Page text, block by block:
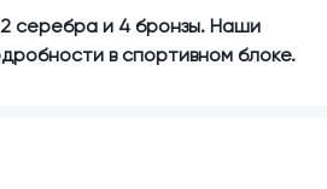
серебра и 4 бронзы. Наши
в спортивном блоке.